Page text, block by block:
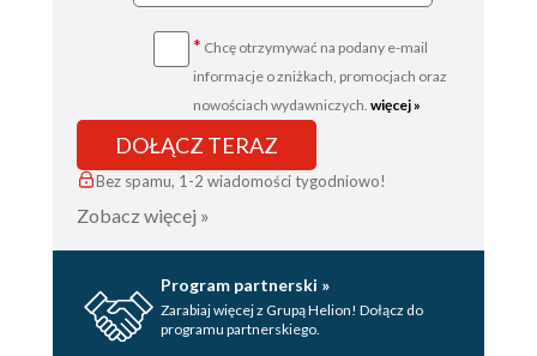
* Chcę otrzymywać na podany e-mail
informacje o zniżkach, promocjach oraz
nowościach wydawniczych. więcej »
DOŁĄCZ TERAZ
Bez spamu, 1-2 wiadomości tygodniowo!
Zobacz więcej »
Program partnerski »
Zarabiaj więcej z Grupą Helion! Dołącz do
programu partnerskiego.